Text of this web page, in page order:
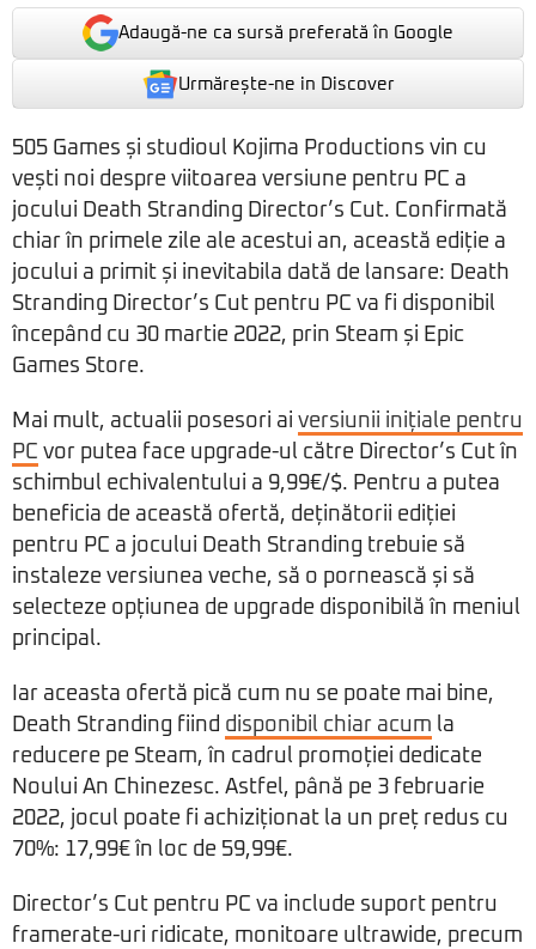
Adaugă-ne ca sursă preferată în Google
Urmărește-ne in Discover
505 Games și studioul Kojima Productions vin cu
vești noi despre viitoarea versiune pentru PC a
jocului Death Stranding Director’s Cut. Confirmată
chiar în primele zile ale acestui an, această ediție a
jocului a primit și inevitabila dată de lansare: Death
Stranding Director’s Cut pentru PC va fi disponibil
începând cu 30 martie 2022, prin Steam și Epic
Games Store.
Mai mult, actualii posesori ai versiunii inițiale pentru
PC vor putea face upgrade-ul către Director’s Cut în
schimbul echivalentului a 9,99€/$. Pentru a putea
beneficia de această ofertă, deținătorii ediției
pentru PC a jocului Death Stranding trebuie să
instaleze versiunea veche, să o pornească și să
selecteze opțiunea de upgrade disponibilă în meniul
principal.
Iar aceasta ofertă pică cum nu se poate mai bine,
Death Stranding fiind disponibil chiar acum la
reducere pe Steam, în cadrul promoției dedicate
Noului An Chinezesc. Astfel, până pe 3 februarie
2022, jocul poate fi achiziționat la un preț redus cu
70%: 17,99€ în loc de 59,99€.
Director’s Cut pentru PC va include suport pentru
framerate-uri ridicate, monitoare ultrawide, precum